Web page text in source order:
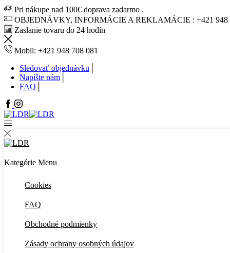
Pri nákupe nad 100€ doprava zadarmo .
OBJEDNÁVKY, INFORMÁCIE A REKLAMÁCIE : +421 948
Zaslanie tovaru do 24 hodín
Mobil: +421 948 708 081
Sledovať objednávku
Napíšte nám
FAQ
Facebook
Instagram
Kategórie Menu
Cookies
FAQ
Obchodné podmienky
Zásady ochrany osobných údajov